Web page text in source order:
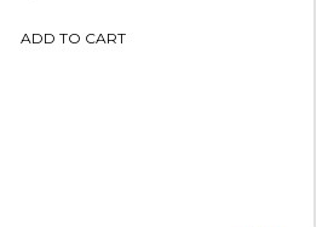
ADD TO CART